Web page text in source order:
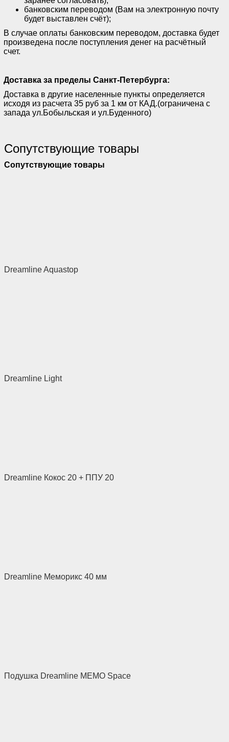
банковским переводом (Вам на электронную почту
будет выставлен счёт);
В случае оплаты банковским переводом, доставка будет
произведена после поступления денег на расчётный
счет.
Доставка за пределы Санкт-Петербурга:
Доставка в другие населенные пункты определяется
исходя из расчета 35 руб за 1 км от КАД.(ограничена с
запада ул.Бобыльская и ул.Буденного)
Сопутствующие товары
Сопутствующие товары
Dreamline Aquastop
Dreamline Light
Dreamline Кокос 20 + ППУ 20
Dreamline Меморикс 40 мм
Подушка Dreamline MEMO Space